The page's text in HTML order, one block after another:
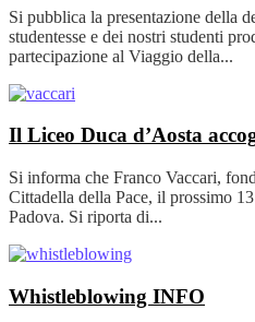
Si pubblica la presentazione della
studentesse e dei nostri studenti
partecipazione al Viaggio della...
Il Liceo Duca d’Aosta
Si informa che Franco Vaccari,
Cittadella della Pace, il prossimo
Padova. Si riporta di...
Whistleblowing INFO